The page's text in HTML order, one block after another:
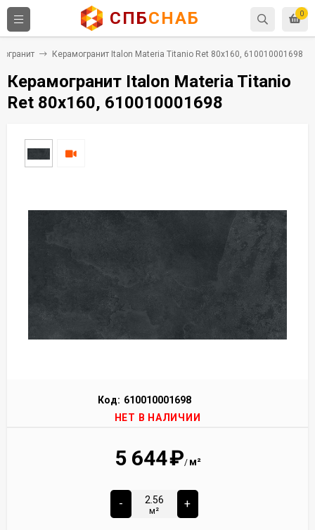
0
СПБСНАБ
Керамогранит Italon Materia Titanio Ret 80x160, 610010001698
Керамогранит Italon Materia Titanio
Ret 80x160, 610010001698
Код: 610010001698
НЕТ В НАЛИЧИИ
5 644₽/ м²
-
м²
+